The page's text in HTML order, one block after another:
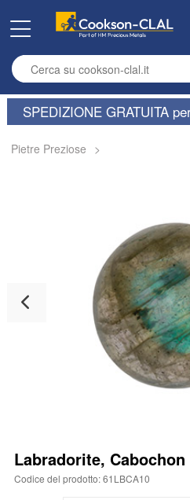
Enter search term
SPEDIZIONE GRATUITA
Pietre Preziose >
Labradorite,
Codice del prodotto: 61LBCA10